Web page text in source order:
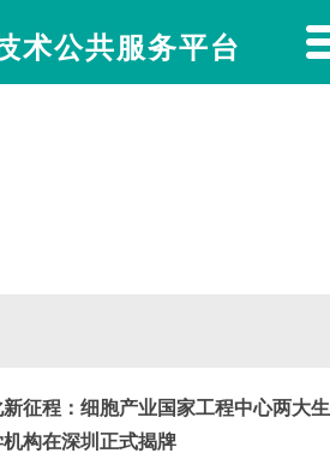
术公共服务平台
征程：细胞产业国家工程中心两大
构在深圳正式揭牌